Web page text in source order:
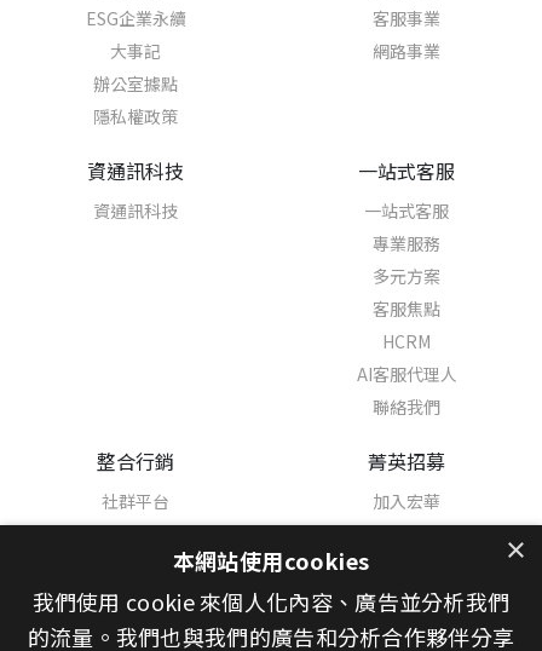
ESG企業永續
大事記
辦公室據點
隱私權政策
客服事業
網路事業
資通訊科技
資通訊科技
一站式客服
一站式客服
專業服務
多元方案
客服焦點
HCRM
AI客服代理人
聯絡我們
整合行銷
社群平台
菁英招募
加入宏華
學習與發展
幸福職場
宏華之星
×
本網站使用cookies
我們使用 cookie 來個人化內容、廣告並分析我們
的流量。我們也與我們的廣告和分析合作夥伴分享